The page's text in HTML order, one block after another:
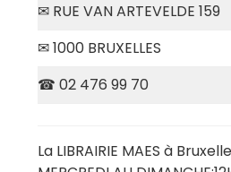
✉ RUE VAN ARTEVELDE 159
✉ 1000 BRUXELLES
☎ 02 476 99 70
La LIBRAIRIE MAES à